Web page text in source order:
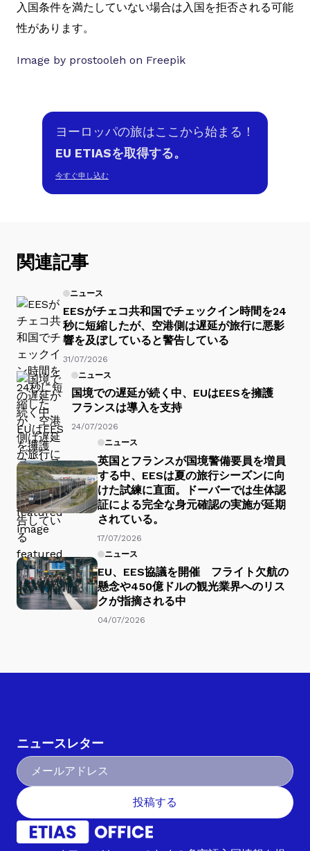
入国条件を満たしていない場合は入国を拒否される可能
性があります。
Image by prostooleh on Freepik
ヨーロッパの旅はここから始まる！
EU ETIASを取得する。
今すぐ申し込む
関連記事
ニュース
EESがチェコ共和国でチェックイン時間を24
秒に短縮したが、空港側は遅延が旅行に悪影
響を及ぼしていると警告している
31/07/2026
ニュース
国境での遅延が続く中、EUはEESを擁護
フランスは導入を支持
24/07/2026
ニュース
英国とフランスが国境警備要員を増員
する中、EESは夏の旅行シーズンに向
けた試練に直面。ドーバーでは生体認
証による完全な身元確認の実施が延期
されている。
17/07/2026
ニュース
EU、EES協議を開催 フライト欠航の
懸念や450億ドルの観光業界へのリス
クが指摘される中
04/07/2026
ニュースレター
投稿する